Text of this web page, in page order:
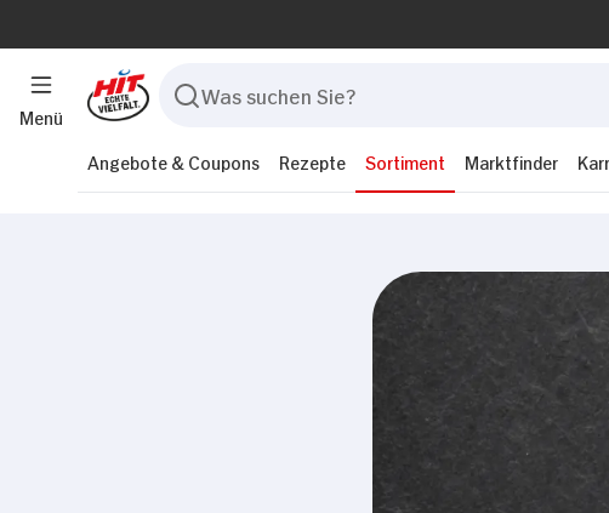
Menü
Angebote & Coupons Rezepte Sortiment Marktfinder